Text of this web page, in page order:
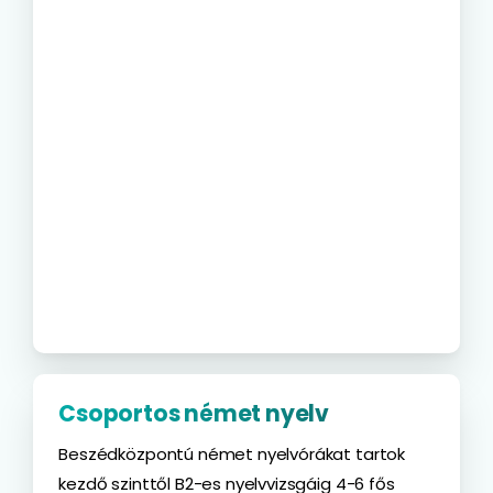
Csoportos német nyelv
Beszédközpontú német nyelvórákat tartok
kezdő szinttől B2-es nyelvvizsgáig 4-6 fős